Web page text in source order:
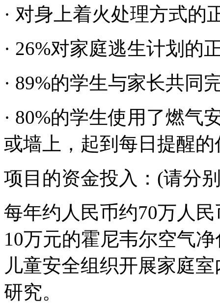
· 对身上着火处理方式的
· 26%对家庭逃生计划的
· 89%的学生与家长共同
· 80%的学生使用了燃气
或墙上，起到每日提醒的
项目的资金投入：(请分
每年约人民币约70万人
10万元的霍尼韦尔空气
儿童安全组织开展家庭
研究。